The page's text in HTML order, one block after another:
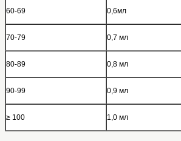
60-69 0,6мл
70-79 0,7 мл
80-89 0,8 мл
90-99 0,9 мл
≥ 100 1,0 мл